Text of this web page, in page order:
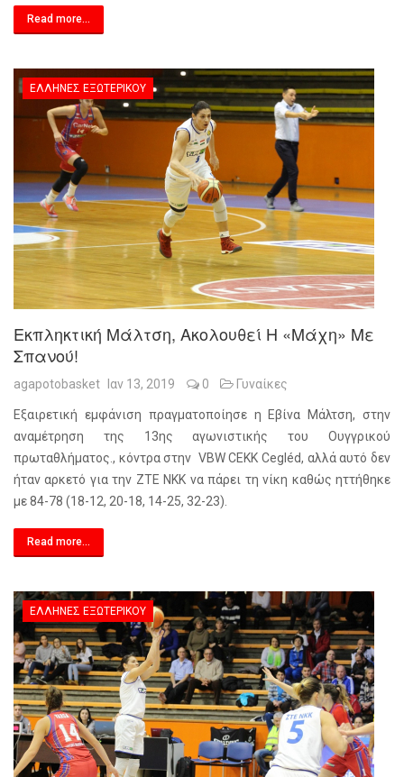
Read more...
ΈΛΛΗΝΕΣ ΕΞΩΤΕΡΙΚΟΎ
Εκπληκτική Μάλτση, Ακολουθεί Η «μάχη» Με
Σπανού!
agapotobasket Ιαν 13, 2019 0 Γυναίκες
Εξαιρετική εμφάνιση πραγματοποίησε η Εβίνα Μάλτση, στην
αναμέτρηση της 13ης αγωνιστικής του Ουγγρικού
πρωταθλήματος., κόντρα στην VBW CEKK Cegléd, αλλά αυτό δεν
ήταν αρκετό για την ZTE NKK να πάρει τη νίκη καθώς ηττήθηκε
με 84-78 (18-12, 20-18, 14-25, 32-23).
Read more...
ΈΛΛΗΝΕΣ ΕΞΩΤΕΡΙΚΟΎ